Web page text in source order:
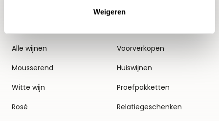
Weigeren
Alle wijnen
Mousserend
Witte wijn
Rosé
Thema's
Voorverkopen
Huiswijnen
Proefpakketten
Relatiegeschenken